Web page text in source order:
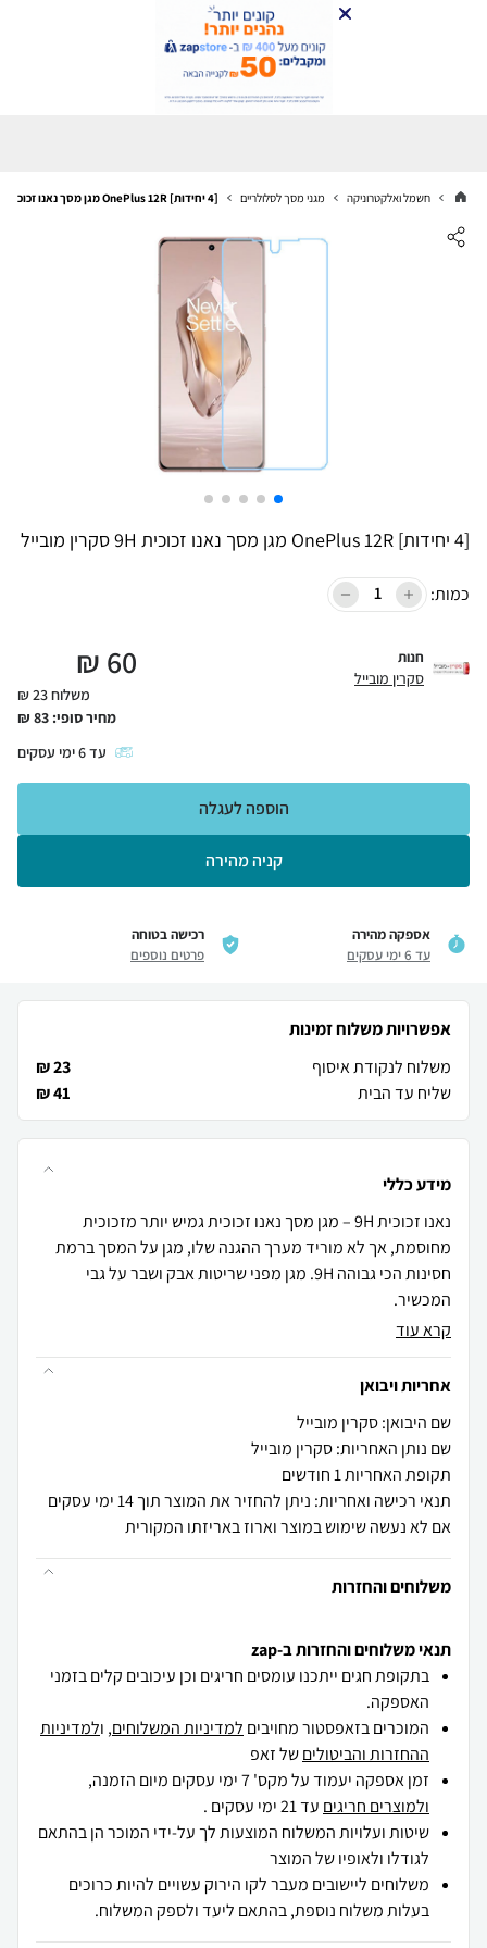
חשמל ואלקטרוניקה מגני מסך לסלולריים [4 יחידות] OnePlus 12R מגן מסך נאנו זכוכית 9H סקרין מובייל
[4 יחידות] OnePlus 12R מגן מסך נאנו זכוכית 9H סקרין מובייל
כמות:
חנות
סקרין מובייל 60
₪
משלוח 23 ₪
מחיר סופי: 83
₪
עד6ימי עסקים
קניה מהירה
הוספה לעגלה
אספקה מהירה
עד 6 ימי עסקים
רכישה בטוחה
פרטים נוספים
אפשרויות משלוח זמינות
משלוח לנקודת איסוף
23 ₪
שליח עד הבית
41 ₪
מידע כללי
נאנו זכוכית 9H – מגן מסך נאנו זכוכית גמיש יותר מזכוכית
מחוסמת, אך לא מוריד מערך ההגנה שלו, מגן על המסך ברמת
חסינות הכי גבוהה 9H. מגן מפני שריטות אבק ושבר על גבי
המכשיר.
קרא עוד
אחריות ויבואן
שם היבואן: סקרין מובייל
שם נותן האחריות: סקרין מובייל
תקופת האחריות 1 חודשים
תנאי רכישה ואחריות: ניתן להחזיר את המוצר תוך 14 ימי עסקים
אם לא נעשה שימוש במוצר וארוז באריזתו המקורית
משלוחים והחזרות
תנאי משלוחים והחזרות ב-zap
בתקופת חגים ייתכנו עומסים חריגים וכן עיכובים קלים בזמני
האספקה.
המוכרים בזאפסטור מחויבים למדיניות המשלוחים, ולמדיניות
ההחזרות והביטוליםשל זאפ
זמן אספקה יעמוד על מקס' 7 ימי עסקים מיום הזמנה,
ולמוצרים חריגים עד 21 ימי עסקים .
שיטות ועלויות המשלוח המוצעות לך על-ידי המוכר הן בהתאם
לגודלו ולאופיו של המוצר
משלוחים ליישובים מעבר לקו הירוק עשויים להיות כרוכים
בעלות משלוח נוספת, בהתאם ליעד ולספק המשלוח.